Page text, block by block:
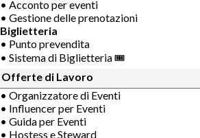
• Acconto per eventi
• Gestione delle prenotazioni
Biglietteria
• Punto prevendita
• Sistema di Biglietteria 🎟
Offerte di Lavoro
• Organizzatore di Eventi
• Influencer per Eventi
• Guida per Eventi
• Hostess e Steward